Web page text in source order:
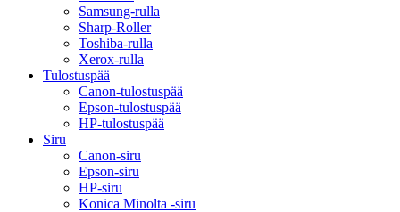
Samsung-rulla
Sharp-Roller
Toshiba-rulla
Xerox-rulla
Tulostuspää
Canon-tulostuspää
Epson-tulostuspää
HP-tulostuspää
Siru
Canon-siru
Epson-siru
HP-siru
Konica Minolta -siru